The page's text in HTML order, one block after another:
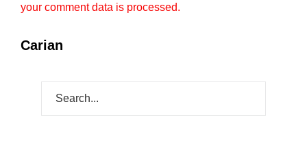
your comment data is processed.
Carian